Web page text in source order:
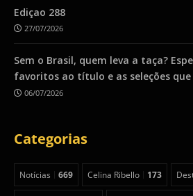
Ediçao 288
27/07/2026
Sem o Brasil, quem leva a taça?
favoritos ao título e as seleções
06/07/2026
Categorias
Notícias 669 Celina Ribello 173